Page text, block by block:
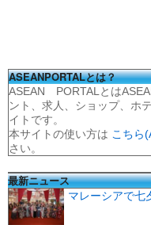
ASEANPORTALとは？
ASEAN PORTALとは
ント、求人、ショップ、ホ
イトです。
本サイトの使い方は こちら
さい。
最新ニュース
マレーシアで七